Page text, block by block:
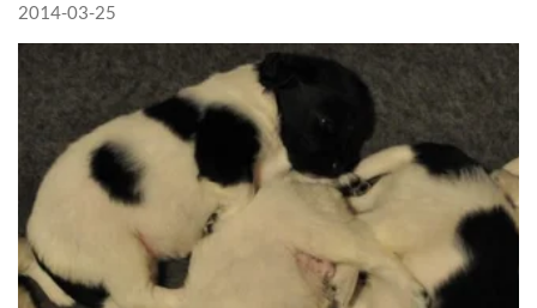
2014-03-25